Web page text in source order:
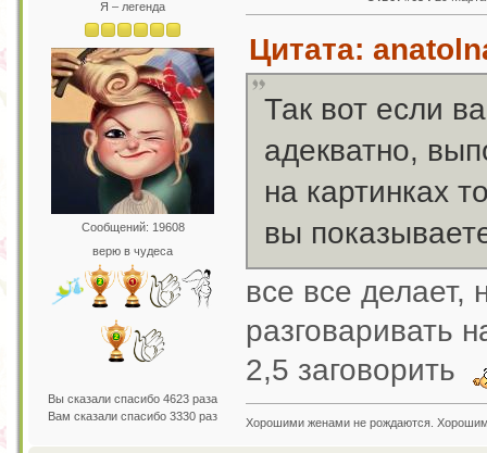
Я – легенда
Сообщений: 19608
верю в чудеса
Вы сказали спасибо 4623 раза
Вам сказали спасибо 3330 раз
Цитата:
Так вот если
адекватно,
на картинках
вы
все все делает,
разговаривать
2,5 заговорить
Хорошими женами не рождаются.